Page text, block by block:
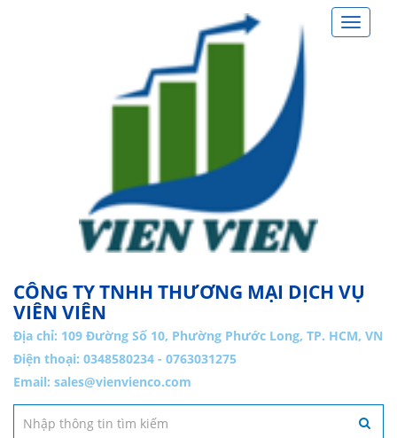
Toggle
CÔNG TY TNHH THƯƠNG MẠI DỊCH VỤ
VIÊN VIÊN
Địa chỉ: 109 Đường Số 10, Phường Phước Long, TP. HCM, VN
Điện thoại: 0348580234 - 0763031275
Email: sales@vienvienco.com